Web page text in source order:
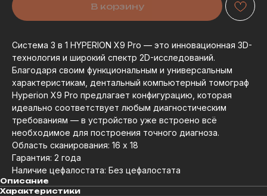
В корзину
Система 3 в 1 HYPERION X9 Pro — это инновационная 3D-
технология и широкий спектр 2D-исследований.
Благодаря своим функциональным и универсальным
характеристикам, дентальный компьютерный томограф
Hyperion X9 Pro предлагает конфигурацию, которая
идеально соответствует любым диагностическим
требованиям — в устройство уже встроено всё
необходимое для построения точного диагноза.
Область сканирования: 16 х 18
Гарантия: 2 года
Наличие цефалостата: Без цефалостата
Описание
Характеристики